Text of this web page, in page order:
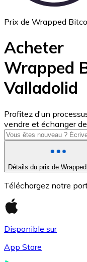
USD Coin
USDC
Prix de Wrapped
Acheter
Wrapped
Valladolid
Profitez d'un
vendre et échanger
Détails du prix de
Téléchargez notre
Disponible sur
App Store